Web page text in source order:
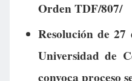
Orden TDF/807/
Resolución de
Universidad de
convoca proceso